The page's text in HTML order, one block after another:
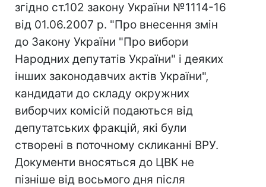
згідно ст.102 закону України №1114-16
від 01.06.2007 р. "Про внесення змін
до Закону України "Про вибори
Народних депутатів України" і деяких
інших законодавчих актів України",
кандидати до складу окружних
виборчих комісій подаються від
депутатських фракцій, які були
створені в поточному скликанні ВРУ.
Документи вносяться до ЦВК не
пізніше від восьмого дня після